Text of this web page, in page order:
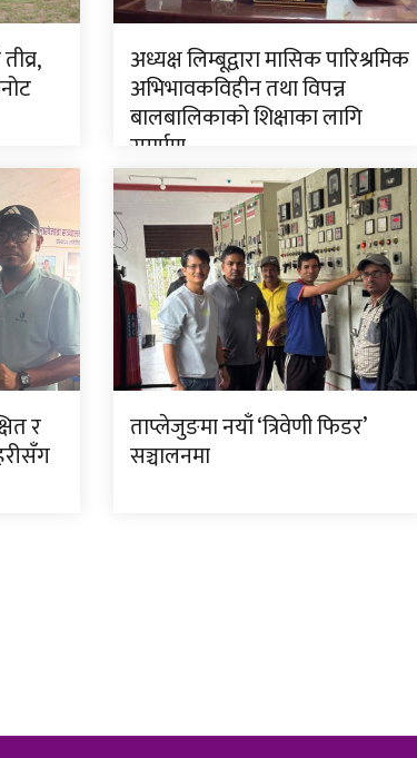
अध्यक्ष लिम्बूद्वारा मासिक पारिश्रमिक
अभिभावकविहीन तथा विपन्न
बालबालिकाको शिक्षाका लागि
समर्पण
र ताप्लेजुङमा नयाँ ‘त्रिवेणी फिडर’
सञ्चालनमा